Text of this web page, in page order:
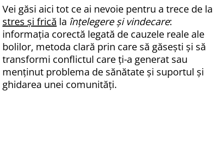
Vei găsi aici tot ce ai nevoie pentru a trece de la
stres și frică la înțelegere și vindecare:
informația corectă legată de cauzele reale ale
bolilor, metoda clară prin care să găsești și să
transformi conflictul care ți-a generat sau
menținut problema de sănătate și suportul și
ghidarea unei comunități.